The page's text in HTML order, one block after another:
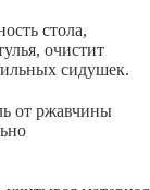
стола,
очистит
сидушек.
от ржавчины